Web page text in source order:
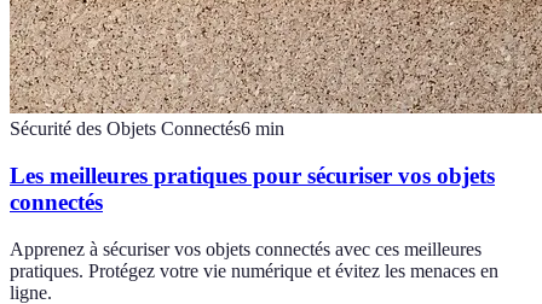
Sécurité des Objets Connectés6 min
Les meilleures pratiques pour sécuriser vos objets
connectés
Apprenez à sécuriser vos objets connectés avec ces meilleures
pratiques. Protégez votre vie numérique et évitez les menaces en
ligne.